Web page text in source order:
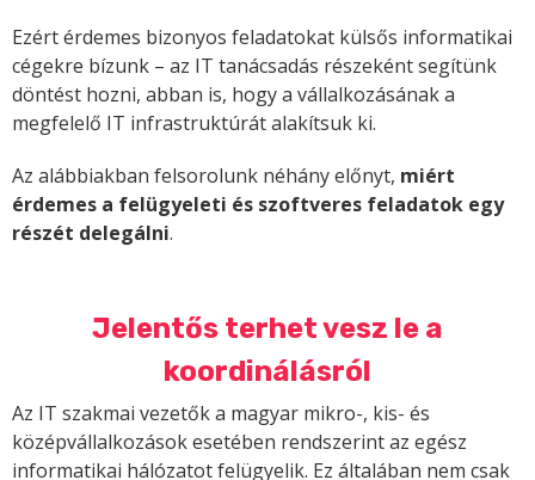
Ezért érdemes bizonyos feladatokat külsős informatikai
cégekre bízunk – az IT tanácsadás részeként segítünk
döntést hozni, abban is, hogy a vállalkozásának a
megfelelő IT infrastruktúrát alakítsuk ki.
Az alábbiakban felsorolunk néhány előnyt, miért
érdemes a felügyeleti és szoftveres feladatok egy
részét delegálni.
Jelentős terhet vesz le a
koordinálásról
Az IT szakmai vezetők a magyar mikro-, kis- és
középvállalkozások esetében rendszerint az egész
informatikai hálózatot felügyelik. Ez általában nem csak